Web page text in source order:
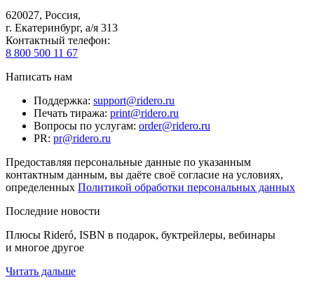
620027, Россия,
г. Екатеринбург, а/я 313
Контактный телефон:
8 800 500 11 67
Написать нам
Поддержка: support@ridero.ru
Печать тиража: print@ridero.ru
Вопросы по услугам: order@ridero.ru
PR: pr@ridero.ru
Предоставляя персональные данные по указанным
контактным данным, вы даёте своё согласие на условиях,
определенных Политикой обработки персональных данных
Последние новости
Плюсы Rideró, ISBN в подарок, буктрейлеры, вебинары
и многое другое
Читать дальше